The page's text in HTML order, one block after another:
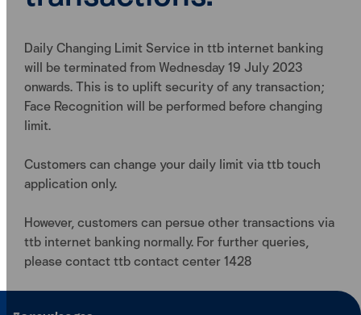
Daily Changing Limit Service in ttb internet banking
will be terminated from Wednesday 19 July 2023
onwards. This is to uplift security of any transaction;
Face Recognition will be performed before changing
limit.
Customers can change your daily limit via ttb touch
application only.
However, customers can persue other transactions via
ttb internet banking normally. For further queries,
please contact ttb contact center 1428